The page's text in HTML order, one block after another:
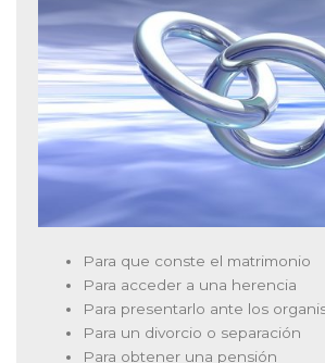
Para que conste el matrimonio
Para acceder a una herencia
Para presentarlo ante los
Para un divorcio o separación
Para obtener una pensión